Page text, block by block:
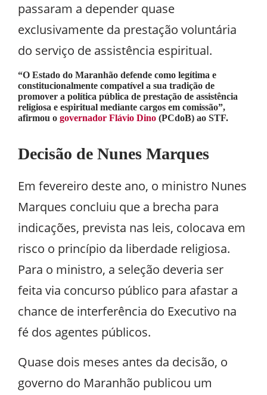
passaram a depender quase
exclusivamente da prestação voluntária
do serviço de assistência espiritual.
“O Estado do Maranhão defende como legítima e
constitucionalmente compatível a sua tradição de
promover a política pública de prestação de assistência
religiosa e espiritual mediante cargos em comissão”,
afirmou o governador Flávio Dino (PCdoB) ao STF.
Decisão de Nunes Marques
Em fevereiro deste ano, o ministro Nunes
Marques concluiu que a brecha para
indicações, prevista nas leis, colocava em
risco o princípio da liberdade religiosa.
Para o ministro, a seleção deveria ser
feita via concurso público para afastar a
chance de interferência do Executivo na
fé dos agentes públicos.
Quase dois meses antes da decisão, o
governo do Maranhão publicou um